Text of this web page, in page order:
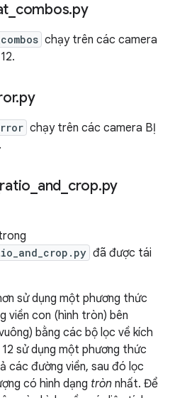
combos.py
chạy trên các camera
.py
chạy trên các camera BỊ
ratio and crop.py
đã được tái
sử dụng một phương thức
viền con (hình tròn) bên
bằng các bộ lọc về kích
sử dụng một phương thức
các đường viền, sau đó lọc
có hình dạng tròn nhất. Để